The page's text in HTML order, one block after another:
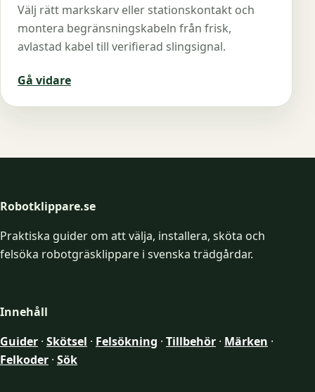
Välj rätt markskarv eller stationskontakt och
montera begränsningskabeln från frisk,
avlastad kabel till verifierad slingsignal.
Gå vidare
Robotklippare.se
Praktiska guider om att välja, installera, sköta och
felsöka robotgräsklippare i svenska trädgårdar.
Innehåll
Guider · Skötsel · Felsökning · Tillbehör · Märken ·
Felkoder · Sök